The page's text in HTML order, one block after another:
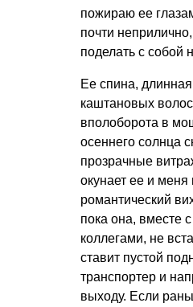
пожираю ее
почти
поделать с собой
Ее спина,
каштановых
вполоборота в
осеннего солнца
прозрачные
окунает ее и меня
романтический
пока она, вместе
коллегами, не
ставит пустой
транспортер и
выходу. Если